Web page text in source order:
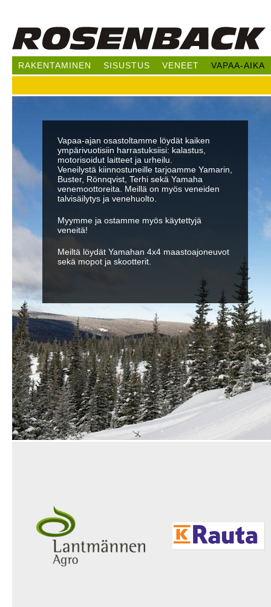
RAKENTAMINEN SISUSTUS VENEET VAPAA-AIKA
Vapaa-ajan osastoltamme löydät kaiken
ympärivuotisiin harrastuksiisi: kalastus,
motorisoidut laitteet ja urheilu.
Veneilystä kiinnostuneille tarjoamme Yamarin,
Buster, Rönnqvist, Terhi sekä Yamaha
venemoottoreita. Meillä on myös veneiden
talvisäilytys ja venehuolto.
Myymme ja ostamme myös käytettyjä
veneitä!
Meiltä löydät Yamahan 4x4 maastoajoneuvot
sekä mopot ja skootterit.